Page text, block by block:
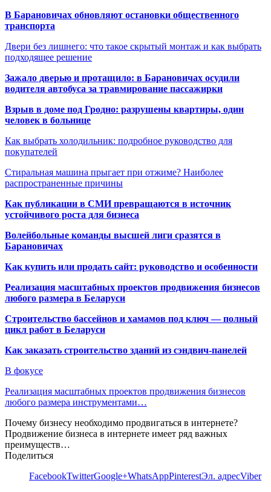
В Барановичах обновляют остановки общественного
транспорта
Двери без лишнего: что такое скрытый монтаж и как выбрать
подходящее решение
Зажало дверью и протащило: в Барановичах осудили
водителя автобуса за травмирование пассажирки
Взрыв в доме под Гродно: разрушены квартиры, один
человек в больнице
Как выбрать холодильник: подробное руководство для
покупателей
Стиральная машина прыгает при отжиме? Наиболее
распространенные причины
Как публикации в СМИ превращаются в источник
устойчивого роста для бизнеса
Волейбольные команды высшей лиги сразятся в
Барановичах
Как купить или продать сайт: руководство и особенности
Реализация масштабных проектов продвижения бизнесов
любого размера в Беларуси
Строительство бассейнов и хамамов под ключ — полный
цикл работ в Беларуси
Как заказать строительство зданий из сэндвич-панелей
В фокусе
Реализация масштабных проектов продвижения бизнесов
любого размера инструментами…
Почему бизнесу необходимо продвигаться в интернете?
Продвижение бизнеса в интернете имеет ряд важных
преимуществ…
Поделиться
FacebookTwitterGoogle+WhatsAppPinterestЭл. адресViber